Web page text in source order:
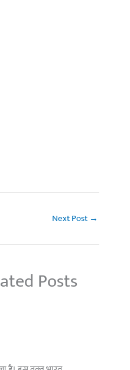
Next Post →
Posts